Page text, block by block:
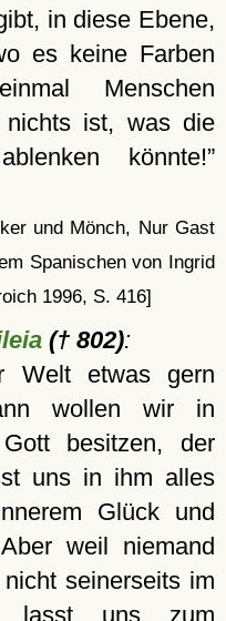
in diese Ebene,
es keine Farben
Menschen
nichts ist, was die
könnte!
und Mönch, Nur Gast
Spanischen von Ingrid
1996, S. 416]
(† 802):
Welt etwas gern
wollen wir in
besitzen, der
uns in ihm alles
Glück und
weil niemand
seinerseits im
lasst uns zum